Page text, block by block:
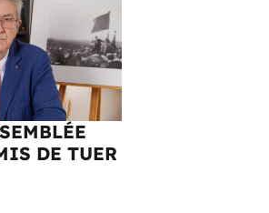
DE TUER